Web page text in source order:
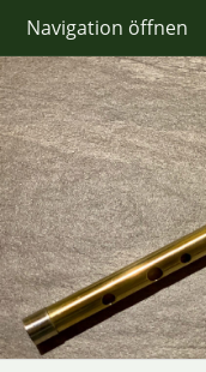
Navigation öffnen